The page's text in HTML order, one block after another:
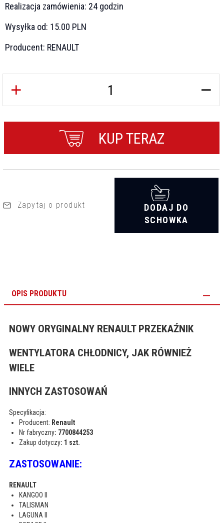
Realizacja zamówienia: 24 godzin
Wysyłka od: 15.00 PLN
Producent: RENAULT
KUP TERAZ
Zapytaj o produkt
DODAJ DO
SCHOWKA
OPIS PRODUKTU
NOWY ORYGINALNY RENAULT PRZEKAŹNIK
WENTYLATORA CHŁODNICY, JAK RÓWNIEŻ
WIELE
INNYCH ZASTOSOWAŃ
Specyfikacja:
Producent: Renault
Nr fabryczny: 7700844253
Zakup dotyczy: 1 szt.
ZASTOSOWANIE:
RENAULT
KANGOO II
TALISMAN
LAGUNA II